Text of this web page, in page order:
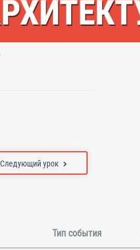
Следующий урок
Тип события